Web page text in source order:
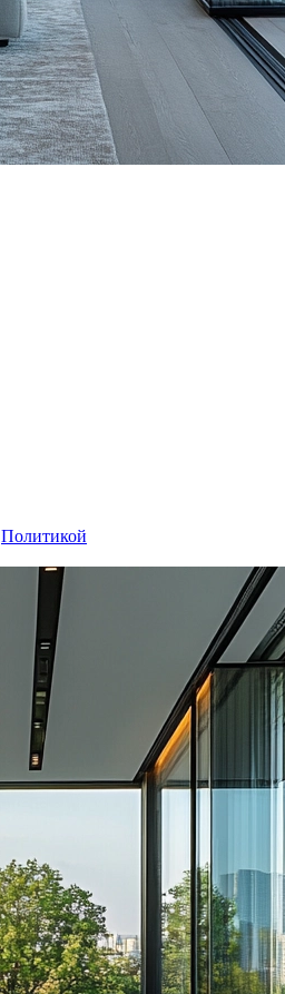
Политикой